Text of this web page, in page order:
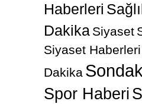
Haberleri
Dakika Siyaset
Siyaset Haberleri
Dakika
Spor Haberi